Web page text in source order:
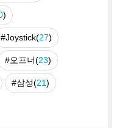
)
#Joystick(27)
#오프너(23)
#삼성(21)